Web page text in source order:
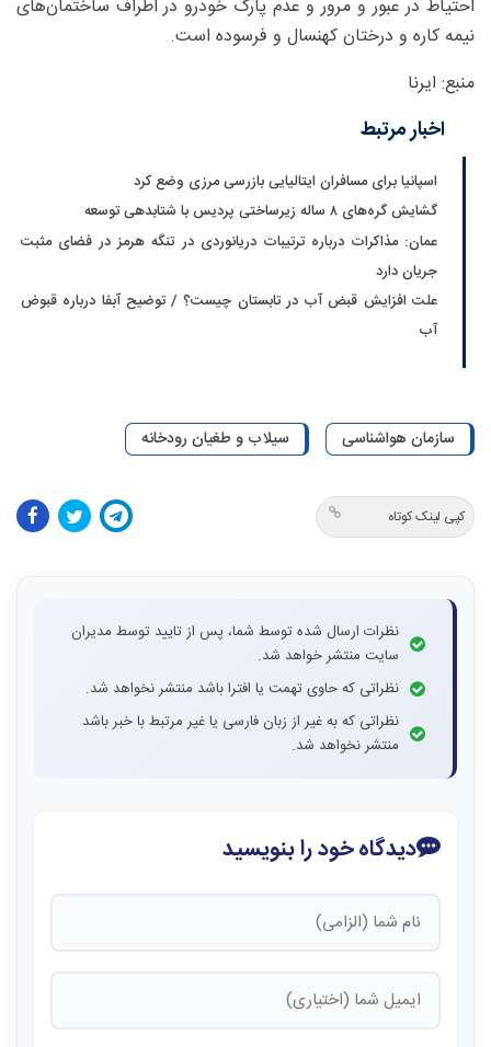
احتیاط در عبور و مرور و عدم پارک خودرو در اطراف ساختمان‌های
نیمه کاره و درختان کهنسال و فرسوده است.
منبع: ایرنا
اخبار مرتبط
اسپانیا برای مسافران ایتالیایی بازرسی مرزی وضع کرد
گشایش گره‌های ۸ ساله زیرساختی پردیس با شتابدهی توسعه
عمان: مذاکرات درباره ترتیبات دریانوردی در تنگه هرمز در فضای مثبت
جریان دارد
علت افزایش قبض آب در تابستان چیست؟ / توضیح آبفا درباره قبوض
آب
سازمان هواشناسی سیلاب و طغیان رودخانه‌
کپی لینک کوتاه
نظرات ارسال شده توسط شما، پس از تایید توسط مدیران
سایت منتشر خواهد شد.
نظراتی که حاوی تهمت یا افترا باشد منتشر نخواهد شد.
نظراتی که به غیر از زبان فارسی یا غیر مرتبط با خبر باشد
منتشر نخواهد شد.
دیدگاه خود را بنویسید